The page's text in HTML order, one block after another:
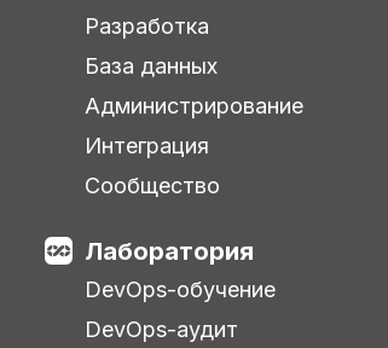
Разработка
База данных
Администрирование
Интеграция
Сообщество
Лаборатория
DevOps-обучение
DevOps-аудит